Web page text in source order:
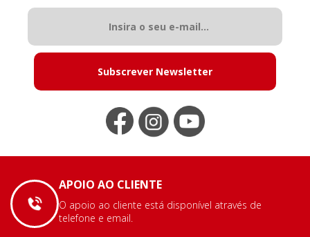
Subscrever Newsletter
APOIO AO CLIENTE
O apoio ao cliente está disponível através de
telefone e email.